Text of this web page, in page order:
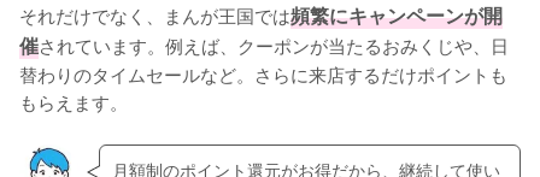
それだけでなく、まんが王国では頻繁にキャンペーンが開
催されています。例えば、クーポンが当たるおみくじや、日
替わりのタイムセールなど。さらに来店するだけポイントも
もらえます。
月額制のポイント還元がお得だから、継続して使い